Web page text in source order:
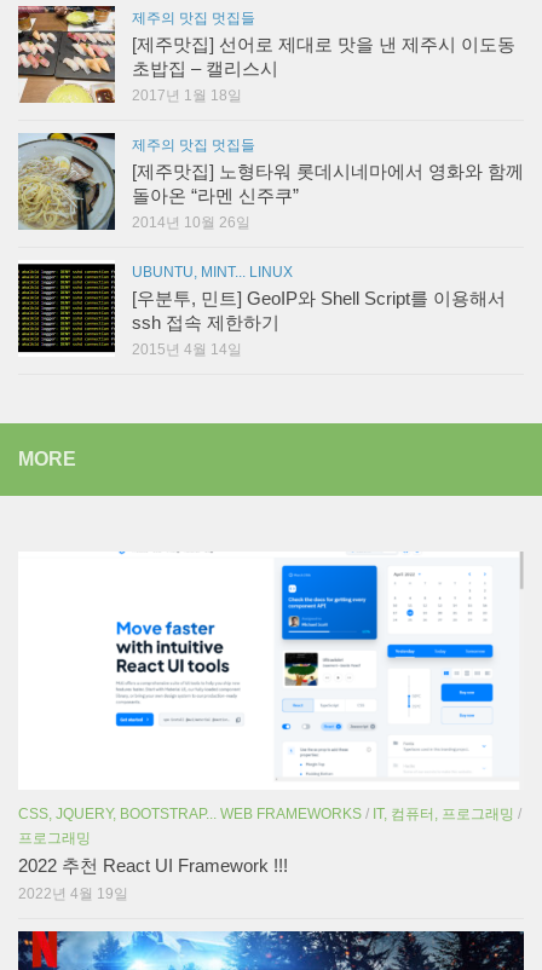
제주의 맛집 멋집들
[제주맛집] 선어로 제대로 맛을 낸 제주시 이도동
초밥집 – 캘리스시
2017년 1월 18일
제주의 맛집 멋집들
[제주맛집] 노형타워 롯데시네마에서 영화와 함께
돌아온 “라멘 신주쿠”
2014년 10월 26일
UBUNTU, MINT... LINUX
[우분투, 민트] GeoIP와 Shell Script를 이용해서
ssh 접속 제한하기
2015년 4월 14일
MORE
CSS, JQUERY, BOOTSTRAP... WEB FRAMEWORKS / IT, 컴퓨터, 프로그래밍 /
프로그래밍
2022 추천 React UI Framework !!!
2022년 4월 19일